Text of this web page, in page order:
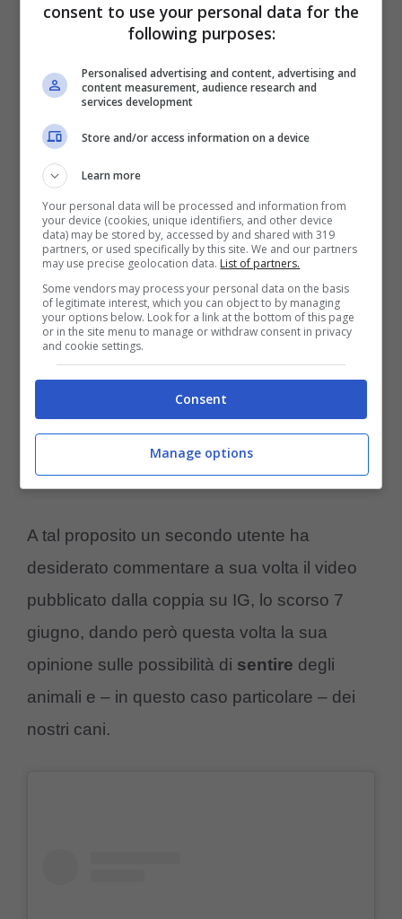
ideato, sul momento, dal suo papà umano –
può condividere con la sua famiglia una delle
fasi più emozionati della gravidanza.
Amoreaquattrozampe.it)
A tal proposito un secondo utente ha
desiderato commentare a sua volta il video
pubblicato dalla coppia su IG, lo scorso 7
giugno, dando però questa volta la sua
opinione sulle possibilità di sentire degli
animali e – in questo caso particolare – dei
nostri cani.
consent to use your personal data for the
following purposes:
Personalised advertising and content, advertising and
content measurement, audience research and
services development
Store and/or access information on a device
Learn more
Your personal data will be processed and information from
your device (cookies, unique identifiers, and other device
data) may be stored by, accessed by and shared with 319
partners, or used specifically by this site. We and our partners
may use precise geolocation data. List of partners.
Some vendors may process your personal data on the basis
of legitimate interest, which you can object to by managing
your options below. Look for a link at the bottom of this page
or in the site menu to manage or withdraw consent in privacy
and cookie settings.
Consent
Manage options